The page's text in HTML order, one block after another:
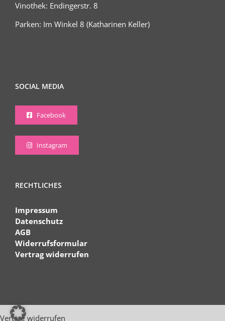
Vinothek: Endingerstr. 8
Parken: Im Winkel 8 (Katharinen Keller)
SOCIAL MEDIA
Facebook
Instagram
RECHTLICHES
Impressum
Datenschutz
AGB
Widerrufsformular
Vertrag widerrufen
Vertrag widerrufen